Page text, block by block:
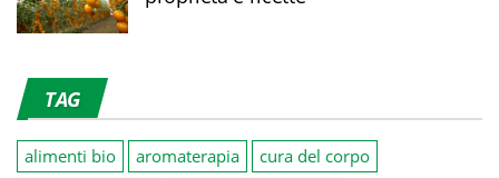
TAG
alimenti bio aromaterapia
cura del corpo